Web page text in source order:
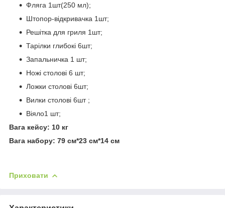
Фляга 1шт(250 мл);
Штопор-відкривачка 1шт;
Решітка для гриля 1шт;
Тарілки глибокі 6шт;
Запальничка 1 шт;
Ножі столові 6 шт;
Ложки столові 6шт;
Вилки столові 6шт ;
Віяло1 шт;
Вага кейсу: 10 кг
Вага набору: 79 см*23 см*14 см
Приховати